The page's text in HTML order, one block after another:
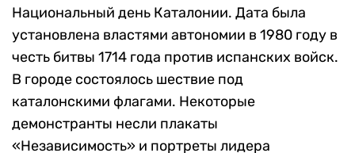
Национальный день Каталонии. Дата была
установлена властями автономии в 1980 году в
честь битвы 1714 года против испанских войск.
В городе состоялось шествие под
каталонскими флагами. Некоторые
демонстранты несли плакаты
«Независимость» и портреты лидера